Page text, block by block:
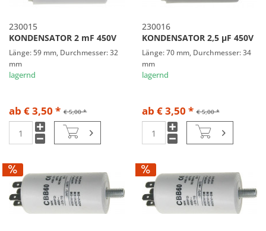
230015
KONDENSATOR 2 mF 450V
Länge: 59 mm, Durchmesser: 32
mm
lagernd
€ 5,00 *
ab € 3,50 *
230016
KONDENSATOR 2,5 µF 450V
Länge: 70 mm, Durchmesser: 34
mm
lagernd
€ 5,00 *
ab € 3,50 *